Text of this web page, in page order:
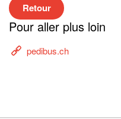
Retour
Pour aller plus loin
pedibus.ch